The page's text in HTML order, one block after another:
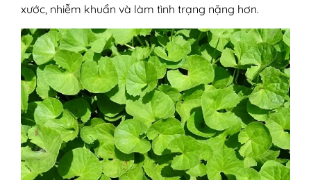
xước, nhiễm khuẩn và làm tình trạng nặng hơn.